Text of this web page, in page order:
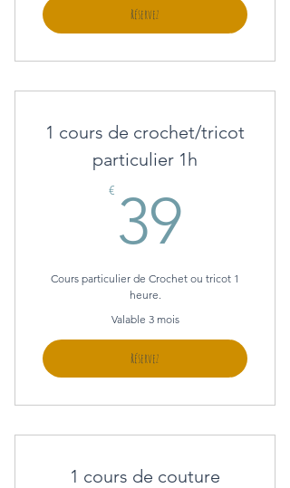
Réservez
1 cours de crochet/tricot
particulier 1h
€ 39
Cours particulier de Crochet ou tricot 1
heure.
Valable 3 mois
Réservez
1 cours de couture